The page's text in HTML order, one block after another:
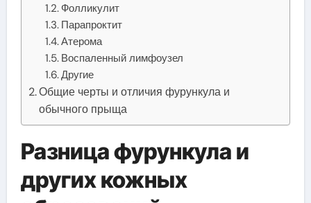
Фолликулит
Парапроктит
Атерома
Воспаленный лимфоузел
Другие
Общие черты и отличия фурункула и
обычного прыща
Разница фурункула и
других кожных